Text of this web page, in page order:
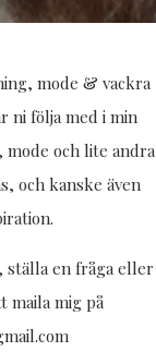
mode & vackra
ni följa med i min
och lite andra
och kanske även
ställa en fråga eller
maila mig på